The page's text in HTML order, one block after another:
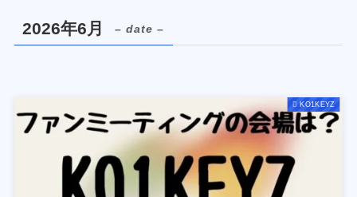
2026年6月 – date –
KO1KEYZ